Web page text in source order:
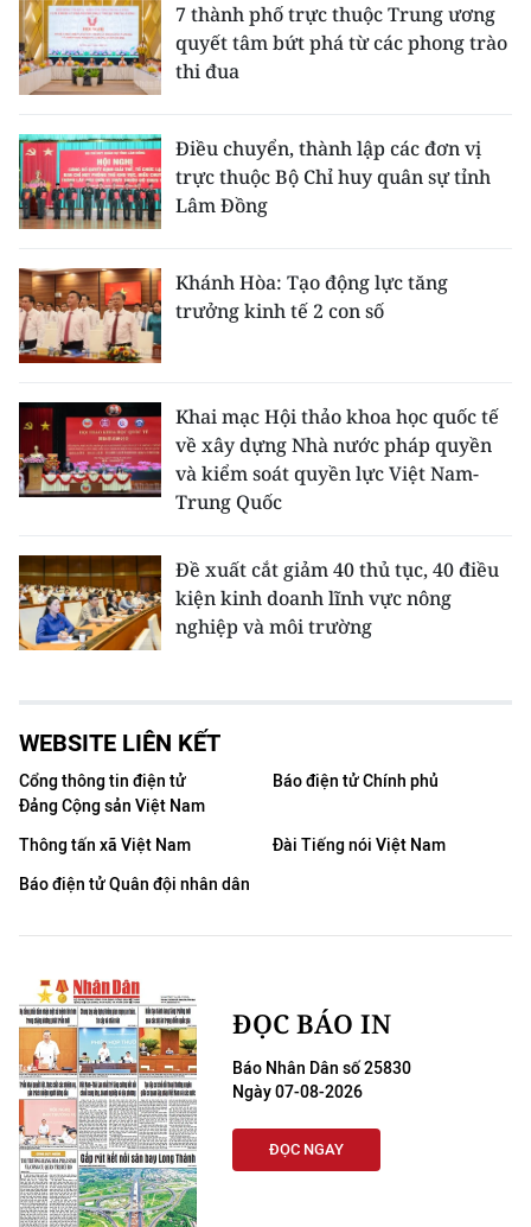
7 thành phố trực thuộc Trung ương
quyết tâm bứt phá từ các phong trào
thi đua
Điều chuyển, thành lập các đơn vị
trực thuộc Bộ Chỉ huy quân sự tỉnh
Lâm Đồng
Khánh Hòa: Tạo động lực tăng
trưởng kinh tế 2 con số
Khai mạc Hội thảo khoa học quốc tế
về xây dựng Nhà nước pháp quyền
và kiểm soát quyền lực Việt Nam-
Trung Quốc
Đề xuất cắt giảm 40 thủ tục, 40 điều
kiện kinh doanh lĩnh vực nông
nghiệp và môi trường
WEBSITE LIÊN KẾT
Cổng thông tin điện tử
Đảng Cộng sản Việt Nam
Báo điện tử Chính phủ
Thông tấn xã Việt Nam
Đài Tiếng nói Việt Nam
Báo điện tử Quân đội nhân dân
ĐỌC BÁO IN
Báo Nhân Dân số 25830
Ngày 07-08-2026
ĐỌC NGAY